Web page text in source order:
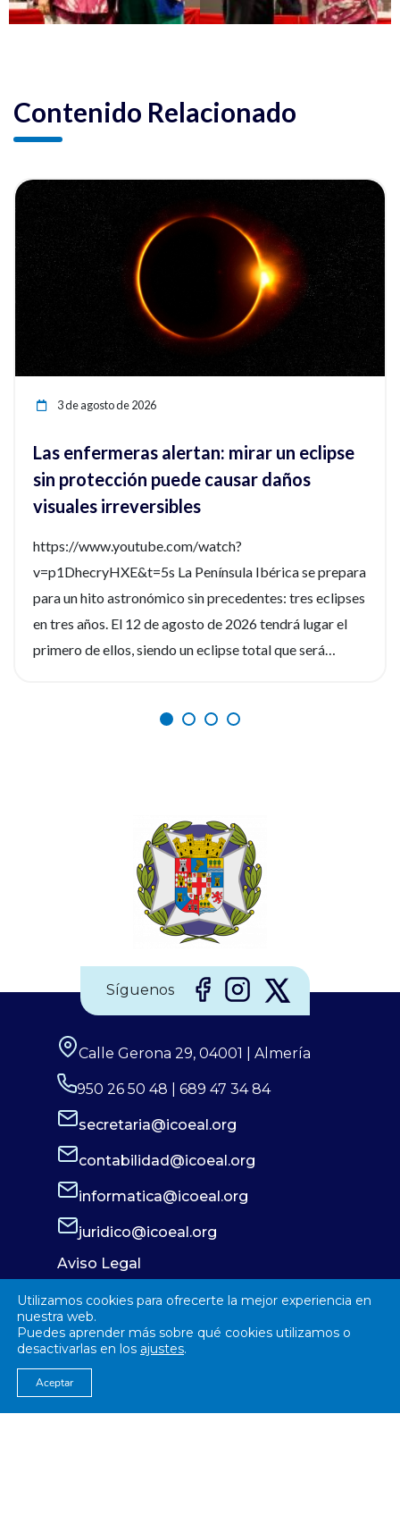
Contenido Relacionado
3 de agosto de 2026
Las enfermeras alertan: mirar un eclipse
sin protección puede causar daños
visuales irreversibles
https://www.youtube.com/watch?
v=p1DhecryHXE&t=5s La Península Ibérica se prepara
para un hito astronómico sin precedentes: tres eclipses
en tres años. El 12 de agosto de 2026 tendrá lugar el
primero de ellos, siendo un eclipse total que será
estos eventos será fascinante, pero la seguridad visual
(CGE), junto a la Sociedad Española de Enfermería
Oftalmológica (SEEOF) y el Hospital Ramón y Cajal de
Madrid, han puesto en marcha diferentes materiales
Ver noticia
Síguenos
Calle Gerona 29, 04001 | Almería
950 26 50 48 | 689 47 34 84
secretaria@icoeal.org
contabilidad@icoeal.org
informatica@icoeal.org
juridico@icoeal.org
Aviso Legal
Política de Cookies
© 2026
Utilizamos cookies para ofrecerte la mejor experiencia en
nuestra web.
Puedes aprender más sobre qué cookies utilizamos o
desactivarlas en los ajustes.
Aceptar